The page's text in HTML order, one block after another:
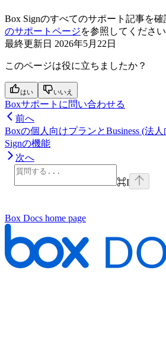
Box Signのすべてのサポート記事を確
のサポートページを参照してください
最終更新日 2026年5月22日
このページは役に立ちましたか？
はい いいえ
Boxサポートに問い合わせる
前へ
Boxの個人向けプランとBusiness (法
Signの機能
次へ
⌘I
Box Docs home page